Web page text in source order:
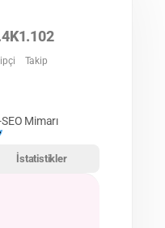
1.102
Takip
Mimarı
İstatistikler